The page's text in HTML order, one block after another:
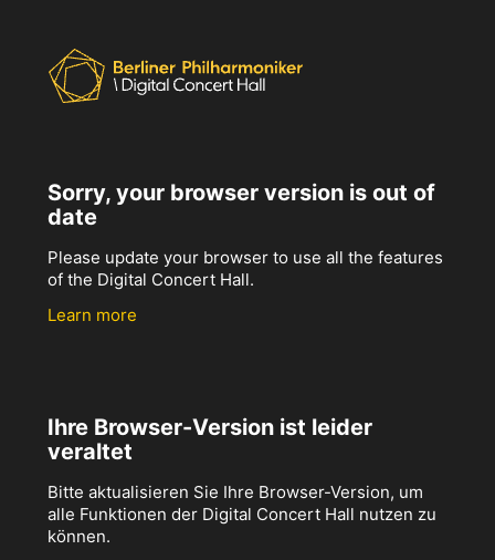
Sorry, your browser version is out of
date
Please update your browser to use all the features
of the Digital Concert Hall.
Learn more
Ihre Browser-Version ist leider
veraltet
Bitte aktualisieren Sie Ihre Browser-Version, um
alle Funktionen der Digital Concert Hall nutzen zu
können.